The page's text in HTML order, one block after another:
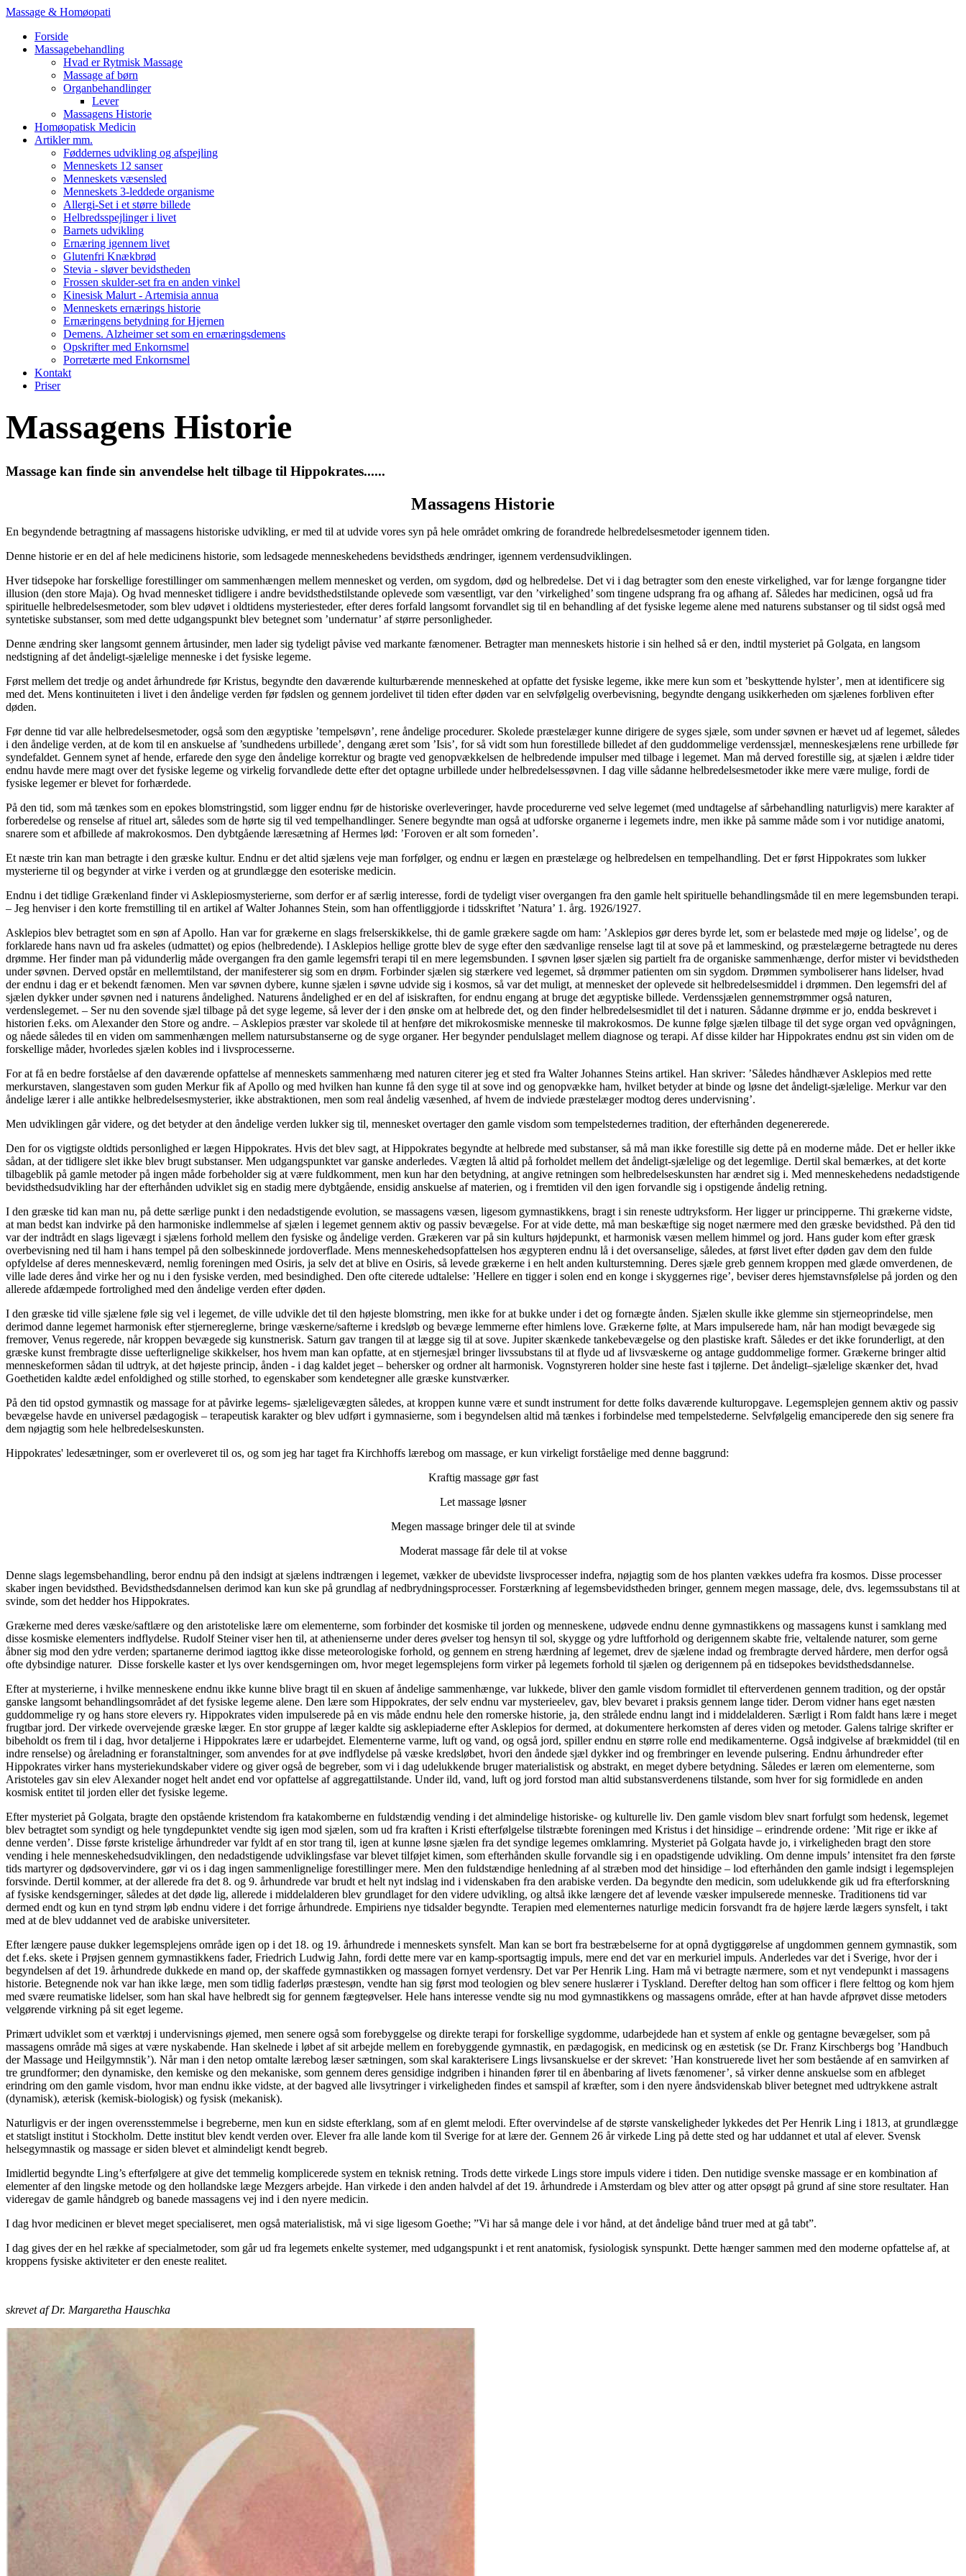
Massage & Homøopati
Forside
Massagebehandling
Hvad er Rytmisk Massage
Massage af børn
Organbehandlinger
Lever
Massagens Historie
Homøopatisk Medicin
Artikler mm.
Føddernes udvikling og afspejling
Menneskets 12 sanser
Menneskets væsensled
Menneskets 3-leddede organisme
Allergi-Set i et større billede
Helbredsspejlinger i livet
Barnets udvikling
Ernæring igennem livet
Glutenfri Knækbrød
Stevia - sløver bevidstheden
Frossen skulder-set fra en anden vinkel
Kinesisk Malurt - Artemisia annua
Menneskets ernærings historie
Ernæringens betydning for Hjernen
Demens. Alzheimer set som en ernæringsdemens
Opskrifter med Enkornsmel
Porretærte med Enkornsmel
Kontakt
Priser
Massagens Historie
Massage kan finde sin anvendelse helt tilbage til Hippokrates......
Massagens Historie
En begyndende betragtning af massagens historiske udvikling, er med til at udvide vores syn på hele området omkring de forandrede helbredelsesmetoder igennem tiden.
Denne historie er en del af hele medicinens historie, som ledsagede menneskehedens bevidstheds ændringer, igennem verdensudviklingen.
Hver tidsepoke har forskellige forestillinger om sammenhængen mellem mennesket og verden, om sygdom, død og helbredelse. Det vi i dag betragter som den eneste virkelighed, var for længe forgangne tider
illusion (den store Maja). Og hvad mennesket tidligere i andre bevidsthedstilstande oplevede som væsentligt, var den ’virkelighed’ som tingene udsprang fra og afhang af. Således har medicinen, også ud fra
spirituelle helbredelsesmetoder, som blev udøvet i oldtidens mysteriesteder, efter deres forfald langsomt forvandlet sig til en behandling af det fysiske legeme alene med naturens substanser og til sidst også med
syntetiske substanser, som med dette udgangspunkt blev betegnet som ’undernatur’ af større personligheder.
Denne ændring sker langsomt gennem årtusinder, men lader sig tydeligt påvise ved markante fænomener. Betragter man menneskets historie i sin helhed så er den, indtil mysteriet på Golgata, en langsom
nedstigning af det åndeligt-sjælelige menneske i det fysiske legeme.
Først mellem det tredje og andet århundrede før Kristus, begyndte den daværende kulturbærende menneskehed at opfatte det fysiske legeme, ikke mere kun som et ’beskyttende hylster’, men at identificere sig
med det. Mens kontinuiteten i livet i den åndelige verden før fødslen og gennem jordelivet til tiden efter døden var en selvfølgelig overbevisning, begyndte dengang usikkerheden om sjælenes forbliven efter
døden.
Før denne tid var alle helbredelsesmetoder, også som den ægyptiske ’tempelsøvn’, rene åndelige procedurer. Skolede præstelæger kunne dirigere de syges sjæle, som under søvnen er hævet ud af legemet, således
i den åndelige verden, at de kom til en anskuelse af ’sundhedens urbillede’, dengang æret som ’Isis’, for så vidt som hun forestillede billedet af den guddommelige verdenssjæl, menneskesjælens rene urbillede før
syndefaldet. Gennem synet af hende, erfarede den syge den åndelige korrektur og bragte ved genopvækkelsen de helbredende impulser med tilbage i legemet. Man må derved forestille sig, at sjælen i ældre tider
endnu havde mere magt over det fysiske legeme og virkelig forvandlede dette efter det optagne urbillede under helbredelsessøvnen. I dag ville sådanne helbredelsesmetoder ikke mere være mulige, fordi de
fysiske legemer er blevet for forhærdede.
På den tid, som må tænkes som en epokes blomstringstid, som ligger endnu før de historiske overleveringer, havde procedurerne ved selve legemet (med undtagelse af sårbehandling naturligvis) mere karakter af
forberedelse og renselse af rituel art, således som de hørte sig til ved tempelhandlinger. Senere begyndte man også at udforske organerne i legemets indre, men ikke på samme måde som i vor nutidige anatomi,
snarere som et afbillede af makrokosmos. Den dybtgående læresætning af Hermes lød: ’Foroven er alt som forneden’.
Et næste trin kan man betragte i den græske kultur. Endnu er det altid sjælens veje man forfølger, og endnu er lægen en præstelæge og helbredelsen en tempelhandling. Det er først Hippokrates som lukker
mysterierne til og begynder at virke i verden og at grundlægge den esoteriske medicin.
Endnu i det tidlige Grækenland finder vi Asklepiosmysterierne, som derfor er af særlig interesse, fordi de tydeligt viser overgangen fra den gamle helt spirituelle behandlingsmåde til en mere legemsbunden terapi.
– Jeg henviser i den korte fremstilling til en artikel af Walter Johannes Stein, som han offentliggjorde i tidsskriftet ’Natura’ 1. årg. 1926/1927.
Asklepios blev betragtet som en søn af Apollo. Han var for grækerne en slags frelserskikkelse, thi de gamle grækere sagde om ham: ’Asklepios gør deres byrde let, som er belastede med møje og lidelse’, og de
forklarede hans navn ud fra askeles (udmattet) og epios (helbredende). I Asklepios hellige grotte blev de syge efter den sædvanlige renselse lagt til at sove på et lammeskind, og præstelægerne betragtede nu deres
drømme. Her finder man på vidunderlig måde overgangen fra den gamle legemsfri terapi til en mere legemsbunden. I søvnen løser sjælen sig partielt fra de organiske sammenhænge, derfor mister vi bevidstheden
under søvnen. Derved opstår en mellemtilstand, der manifesterer sig som en drøm. Forbinder sjælen sig stærkere ved legemet, så drømmer patienten om sin sygdom. Drømmen symboliserer hans lidelser, hvad
der endnu i dag er et bekendt fænomen. Men var søvnen dybere, kunne sjælen i søvne udvide sig i kosmos, så var det muligt, at mennesket der oplevede sit helbredelsesmiddel i drømmen. Den legemsfri del af
sjælen dykker under søvnen ned i naturens åndelighed. Naturens åndelighed er en del af isiskraften, for endnu engang at bruge det ægyptiske billede. Verdenssjælen gennemstrømmer også naturen,
verdenslegemet. – Ser nu den sovende sjæl tilbage på det syge legeme, så lever der i den ønske om at helbrede det, og den finder helbredelsesmidlet til det i naturen. Sådanne drømme er jo, endda beskrevet i
historien f.eks. om Alexander den Store og andre. – Asklepios præster var skolede til at henføre det mikrokosmiske menneske til makrokosmos. De kunne følge sjælen tilbage til det syge organ ved opvågningen,
og nåede således til en viden om sammenhængen mellem natursubstanserne og de syge organer. Her begynder pendulslaget mellem diagnose og terapi. Af disse kilder har Hippokrates endnu øst sin viden om de
forskellige måder, hvorledes sjælen kobles ind i livsprocesserne.
For at få en bedre forståelse af den daværende opfattelse af menneskets sammenhæng med naturen citerer jeg et sted fra Walter Johannes Steins artikel. Han skriver: ’Således håndhæver Asklepios med rette
merkurstaven, slangestaven som guden Merkur fik af Apollo og med hvilken han kunne få den syge til at sove ind og genopvække ham, hvilket betyder at binde og løsne det åndeligt-sjælelige. Merkur var den
åndelige lærer i alle antikke helbredelsesmysterier, ikke abstraktionen, men som real åndelig væsenhed, af hvem de indviede præstelæger modtog deres undervisning’.
Men udviklingen går videre, og det betyder at den åndelige verden lukker sig til, mennesket overtager den gamle visdom som tempelstedernes tradition, der efterhånden degenererede.
Den for os vigtigste oldtids personlighed er lægen Hippokrates. Hvis det blev sagt, at Hippokrates begyndte at helbrede med substanser, så må man ikke forestille sig dette på en moderne måde. Det er heller ikke
sådan, at der tidligere slet ikke blev brugt substanser. Men udgangspunktet var ganske anderledes. Vægten lå altid på forholdet mellem det åndeligt-sjælelige og det legemlige. Dertil skal bemærkes, at det korte
tilbageblik på gamle metoder på ingen måde forbeholder sig at være fuldkomment, men kun har den betydning, at angive retningen som helbredelseskunsten har ændret sig i. Med menneskehedens nedadstigende
bevidsthedsudvikling har der efterhånden udviklet sig en stadig mere dybtgående, ensidig anskuelse af materien, og i fremtiden vil den igen forvandle sig i opstigende åndelig retning.
I den græske tid kan man nu, på dette særlige punkt i den nedadstigende evolution, se massagens væsen, ligesom gymnastikkens, bragt i sin reneste udtryksform. Her ligger ur principperne. Thi grækerne vidste,
at man bedst kan indvirke på den harmoniske indlemmelse af sjælen i legemet gennem aktiv og passiv bevægelse. For at vide dette, må man beskæftige sig noget nærmere med den græske bevidsthed. På den tid
var der indtrådt en slags ligevægt i sjælens forhold mellem den fysiske og åndelige verden. Grækeren var på sin kulturs højdepunkt, et harmonisk væsen mellem himmel og jord. Hans guder kom efter græsk
overbevisning ned til ham i hans tempel på den solbeskinnede jordoverflade. Mens menneskehedsopfattelsen hos ægypteren endnu lå i det oversanselige, således, at først livet efter døden gav dem den fulde
opfyldelse af deres menneskeværd, nemlig foreningen med Osiris, ja selv det at blive en Osiris, så levede grækerne i en helt anden kulturstemning. Deres sjæle greb gennem kroppen med glæde omverdenen, de
ville lade deres ånd virke her og nu i den fysiske verden, med besindighed. Den ofte citerede udtalelse: ’Hellere en tigger i solen end en konge i skyggernes rige’, beviser deres hjemstavnsfølelse på jorden og den
allerede afdæmpede fortrolighed med den åndelige verden efter døden.
I den græske tid ville sjælene føle sig vel i legemet, de ville udvikle det til den højeste blomstring, men ikke for at bukke under i det og fornægte ånden. Sjælen skulle ikke glemme sin stjerneoprindelse, men
derimod danne legemet harmonisk efter stjernereglerne, bringe væskerne/safterne i kredsløb og bevæge lemmerne efter himlens love. Grækerne følte, at Mars impulserede ham, når han modigt bevægede sig
fremover, Venus regerede, når kroppen bevægede sig kunstnerisk. Saturn gav trangen til at lægge sig til at sove. Jupiter skænkede tankebevægelse og den plastiske kraft. Således er det ikke forunderligt, at den
græske kunst frembragte disse uefterlignelige skikkelser, hos hvem man kan opfatte, at en stjernesjæl bringer livssubstans til at flyde ud af livsvæskerne og antage guddommelige former. Grækerne bringer altid
menneskeformen sådan til udtryk, at det højeste princip, ånden - i dag kaldet jeget – behersker og ordner alt harmonisk. Vognstyreren holder sine heste fast i tøjlerne. Det åndeligt–sjælelige skænker det, hvad
Goethetiden kaldte ædel enfoldighed og stille storhed, to egenskaber som kendetegner alle græske kunstværker.
På den tid opstod gymnastik og massage for at påvirke legems- sjæleligevægten således, at kroppen kunne være et sundt instrument for dette folks daværende kulturopgave. Legemsplejen gennem aktiv og passiv
bevægelse havde en universel pædagogisk – terapeutisk karakter og blev udført i gymnasierne, som i begyndelsen altid må tænkes i forbindelse med tempelstederne. Selvfølgelig emanciperede den sig senere fra
dem nøjagtig som hele helbredelseskunsten.
Hippokrates' ledesætninger, som er overleveret til os, og som jeg har taget fra Kirchhoffs lærebog om massage, er kun virkeligt forståelige med denne baggrund:
Kraftig massage gør fast
Let massage løsner
Megen massage bringer dele til at svinde
Moderat massage får dele til at vokse
Denne slags legemsbehandling, beror endnu på den indsigt at sjælens indtrængen i legemet, vækker de ubevidste livsprocesser indefra, nøjagtig som de hos planten vækkes udefra fra kosmos. Disse processer
skaber ingen bevidsthed. Bevidsthedsdannelsen derimod kan kun ske på grundlag af nedbrydningsprocesser. Forstærkning af legemsbevidstheden bringer, gennem megen massage, dele, dvs. legemssubstans til at
svinde, som det hedder hos Hippokrates.
Grækerne med deres væske/saftlære og den aristoteliske lære om elementerne, som forbinder det kosmiske til jorden og menneskene, udøvede endnu denne gymnastikkens og massagens kunst i samklang med
disse kosmiske elementers indflydelse. Rudolf Steiner viser hen til, at athenienserne under deres øvelser tog hensyn til sol, skygge og ydre luftforhold og derigennem skabte frie, veltalende naturer, som gerne
åbner sig mod den ydre verden; spartanerne derimod iagttog ikke disse meteorologiske forhold, og gennem en streng hærdning af legemet, drev de sjælene indad og frembragte derved hårdere, men derfor også
ofte dybsindige naturer. Disse forskelle kaster et lys over kendsgerningen om, hvor meget legemsplejens form virker på legemets forhold til sjælen og derigennem på en tidsepokes bevidsthedsdannelse.
Efter at mysterierne, i hvilke menneskene endnu ikke kunne blive bragt til en skuen af åndelige sammenhænge, var lukkede, bliver den gamle visdom formidlet til efterverdenen gennem tradition, og der opstår
ganske langsomt behandlingsområdet af det fysiske legeme alene. Den lære som Hippokrates, der selv endnu var mysterieelev, gav, blev bevaret i praksis gennem lange tider. Derom vidner hans eget næsten
guddommelige ry og hans store elevers ry. Hippokrates viden impulserede på en vis måde endnu hele den romerske historie, ja, den strålede endnu langt ind i middelalderen. Særligt i Rom faldt hans lære i meget
frugtbar jord. Der virkede overvejende græske læger. En stor gruppe af læger kaldte sig asklepiaderne efter Asklepios for dermed, at dokumentere herkomsten af deres viden og metoder. Galens talrige skrifter er
bibeholdt os frem til i dag, hvor detaljerne i Hippokrates lære er udarbejdet. Elementerne varme, luft og vand, og også jord, spiller endnu en større rolle end medikamenterne. Også indgivelse af brækmiddel (til en
indre renselse) og åreladning er foranstaltninger, som anvendes for at øve indflydelse på væske kredsløbet, hvori den åndede sjæl dykker ind og frembringer en levende pulsering. Endnu århundreder efter
Hippokrates virker hans mysteriekundskaber videre og giver også de begreber, som vi i dag udelukkende bruger materialistisk og abstrakt, en meget dybere betydning. Således er læren om elementerne, som
Aristoteles gav sin elev Alexander noget helt andet end vor opfattelse af aggregattilstande. Under ild, vand, luft og jord forstod man altid substansverdenens tilstande, som hver for sig formidlede en anden
kosmisk entitet til jorden eller det fysiske legeme.
Efter mysteriet på Golgata, bragte den opstående kristendom fra katakomberne en fuldstændig vending i det almindelige historiske- og kulturelle liv. Den gamle visdom blev snart forfulgt som hedensk, legemet
blev betragtet som syndigt og hele tyngdepunktet vendte sig igen mod sjælen, som ud fra kraften i Kristi efterfølgelse tilstræbte foreningen med Kristus i det hinsidige – erindrende ordene: ’Mit rige er ikke af
denne verden’. Disse første kristelige århundreder var fyldt af en stor trang til, igen at kunne løsne sjælen fra det syndige legemes omklamring. Mysteriet på Golgata havde jo, i virkeligheden bragt den store
vending i hele menneskehedsudviklingen, den nedadstigende udviklingsfase var blevet tilføjet kimen, som efterhånden skulle forvandle sig i en opadstigende udvikling. Om denne impuls’ intensitet fra den første
tids martyrer og dødsovervindere, gør vi os i dag ingen sammenlignelige forestillinger mere. Men den fuldstændige henledning af al stræben mod det hinsidige – lod efterhånden den gamle indsigt i legemsplejen
forsvinde. Dertil kommer, at der allerede fra det 8. og 9. århundrede var brudt et helt nyt indslag ind i videnskaben fra den arabiske verden. Da begyndte den medicin, som udelukkende gik ud fra efterforskning
af fysiske kendsgerninger, således at det døde lig, allerede i middelalderen blev grundlaget for den videre udvikling, og altså ikke længere det af levende væsker impulserede menneske. Traditionens tid var
dermed endt og kun en tynd strøm løb endnu videre i det forrige århundrede. Empiriens nye tidsalder begyndte. Terapien med elementernes naturlige medicin forsvandt fra de højere lærde lægers synsfelt, i takt
med at de blev uddannet ved de arabiske universiteter.
Efter længere pause dukker legemsplejens område igen op i det 18. og 19. århundrede i menneskets synsfelt. Man kan se bort fra bestræbelserne for at opnå dygtiggørelse af ungdommen gennem gymnastik, som
det f.eks. skete i Prøjsen gennem gymnastikkens fader, Friedrich Ludwig Jahn, fordi dette mere var en kamp-sportsagtig impuls, mere end det var en merkuriel impuls. Anderledes var det i Sverige, hvor der i
begyndelsen af det 19. århundrede dukkede en mand op, der skaffede gymnastikken og massagen fornyet verdensry. Det var Per Henrik Ling. Ham må vi betragte nærmere, som et nyt vendepunkt i massagens
historie. Betegnende nok var han ikke læge, men som tidlig faderløs præstesøn, vendte han sig først mod teologien og blev senere huslærer i Tyskland. Derefter deltog han som officer i flere felttog og kom hjem
med svære reumatiske lidelser, som han skal have helbredt sig for gennem fægteøvelser. Hele hans interesse vendte sig nu mod gymnastikkens og massagens område, efter at han havde afprøvet disse metoders
velgørende virkning på sit eget legeme.
Primært udviklet som et værktøj i undervisnings øjemed, men senere også som forebyggelse og direkte terapi for forskellige sygdomme, udarbejdede han et system af enkle og gentagne bevægelser, som på
massagens område må siges at være nyskabende. Han skelnede i løbet af sit arbejde mellem en forebyggende gymnastik, en pædagogisk, en medicinsk og en æstetisk (se Dr. Franz Kirschbergs bog ’Handbuch
der Massage und Heilgymnstik’). Når man i den netop omtalte lærebog læser sætningen, som skal karakterisere Lings livsanskuelse er der skrevet: ’Han konstruerede livet her som bestående af en samvirken af
tre grundformer; den dynamiske, den kemiske og den mekaniske, som gennem deres gensidige indgriben i hinanden fører til en åbenbaring af livets fænomener’, så virker denne anskuelse som en afbleget
erindring om den gamle visdom, hvor man endnu ikke vidste, at der bagved alle livsytringer i virkeligheden findes et samspil af kræfter, som i den nyere åndsvidenskab bliver betegnet med udtrykkene astralt
(dynamisk), æterisk (kemisk-biologisk) og fysisk (mekanisk).
Naturligvis er der ingen overensstemmelse i begreberne, men kun en sidste efterklang, som af en glemt melodi. Efter overvindelse af de største vanskeligheder lykkedes det Per Henrik Ling i 1813, at grundlægge
et statsligt institut i Stockholm. Dette institut blev kendt verden over. Elever fra alle lande kom til Sverige for at lære der. Gennem 26 år virkede Ling på dette sted og har uddannet et utal af elever. Svensk
helsegymnastik og massage er siden blevet et almindeligt kendt begreb.
Imidlertid begyndte Ling’s efterfølgere at give det temmelig komplicerede system en teknisk retning. Trods dette virkede Lings store impuls videre i tiden. Den nutidige svenske massage er en kombination af
elementer af den lingske metode og den hollandske læge Mezgers arbejde. Han virkede i den anden halvdel af det 19. århundrede i Amsterdam og blev atter og atter opsøgt på grund af sine store resultater. Han
videregav de gamle håndgreb og banede massagens vej ind i den nyere medicin.
I dag hvor medicinen er blevet meget specialiseret, men også materialistisk, må vi sige ligesom Goethe; ”Vi har så mange dele i vor hånd, at det åndelige bånd truer med at gå tabt”.
I dag gives der en hel række af specialmetoder, som går ud fra legemets enkelte systemer, med udgangspunkt i et rent anatomisk, fysiologisk synspunkt. Dette hænger sammen med den moderne opfattelse af, at
kroppens fysiske aktiviteter er den eneste realitet.
skrevet af Dr. Margaretha Hauschka